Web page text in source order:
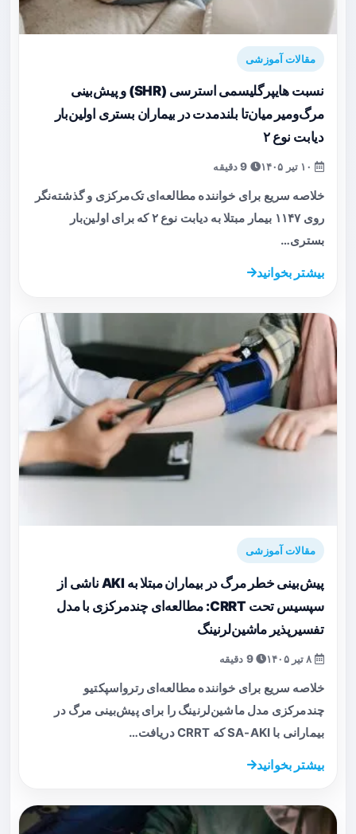
مقالات آموزشی
نسبت هایپرگلیسمی استرسی (SHR) و پیش‌بینی
مرگ‌ومیر میان‌تا بلندمدت در بیماران بستری اولین‌بار
دیابت نوع ۲
خلاصه سریع برای خواننده مطالعه‌ای تک‌مرکزی و گذشته‌نگر
روی ۱۱۴۷ بیمار مبتلا به دیابت نوع ۲ که برای اولین‌بار
بستری…
بیشتر بخوانید
مقالات آموزشی
پیش‌بینی خطر مرگ در بیماران مبتلا به AKI ناشی از
سپسیس تحت CRRT: مطالعه‌ای چندمرکزی با مدل
تفسیرپذیر ماشین‌لرنینگ
9 دقیقه
خلاصه سریع برای خواننده مطالعه‌ای رترواسپکتیو
چندمرکزی مدل ماشین‌لرنینگ را برای پیش‌بینی مرگ در
بیمارانی با SA-AKI که CRRT دریافت…
بیشتر بخوانید